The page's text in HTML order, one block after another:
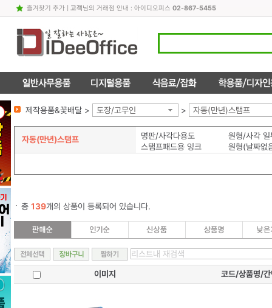
즐겨찾기 추가| 고객님의 거래점 안내 : 아이디오피스 02-867-5455
제작용품&꽃배달 > 도장/고무인 > 자동(만년)스탬프
자동(만년)스탬프
명판/사각다용도
스탬프패드용 잉크
원형(날짜없
총 139개의 상품이 등록되어 있습니다.
이미지 코드/상품명/간